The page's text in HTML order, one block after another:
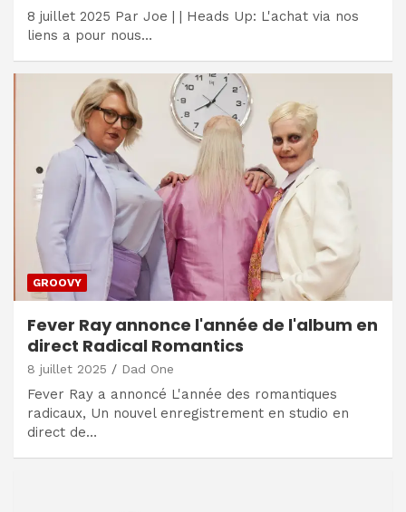
8 juillet 2025 Par Joe | | Heads Up: L'achat via nos
liens a pour nous…
GROOVY
Fever Ray annonce l'année de l'album en
direct Radical Romantics
8 juillet 2025 Dad One
Fever Ray a annoncé L'année des romantiques
radicaux, Un nouvel enregistrement en studio en
direct de…